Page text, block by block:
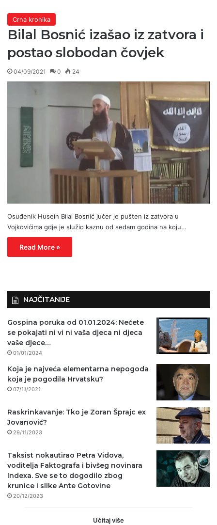
Crna kronika
Bilal Bosnić izašao iz zatvora i
postao slobodan čovjek
04/09/2021 0 24
Osuđenik Husein Bilal Bosnić jučer je pušten iz zatvora u
Vojkovićima gdje je služio kaznu od sedam godina na koju…
Read More »
NAJČITANIJE
Gospina poruka od 01.01.2024: Nećete
se pokajati ni vi ni vaša djeca ni djeca
vaše djece…
01/01/2024
Koja je najveća elementarna nepogoda
koja je pogodila Hrvatsku?
07/11/2021
Raskrinkavanje: Tko je Zoran Šprajc ex
Jovanović?
29/11/2023
Taksist nokautirao Petra Vidova,
voditelja Faktografa i bivšeg novinara
Indexa. Sve se to dogodilo zbog
krunice i slike Ante Gotovine
20/12/2023
Učitaj više